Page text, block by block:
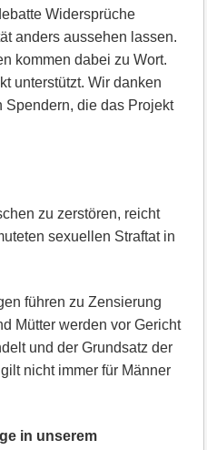
Widersprüche
anders aussehen lassen.
kommen dabei zu Wort.
unterstützt. Wir danken
Spendern, die das Projekt
zu zerstören, reicht
sexuellen Straftat in
führen zu Zensierung
Mütter werden vor Gericht
und der Grundsatz der
nicht immer für Männer
in unserem